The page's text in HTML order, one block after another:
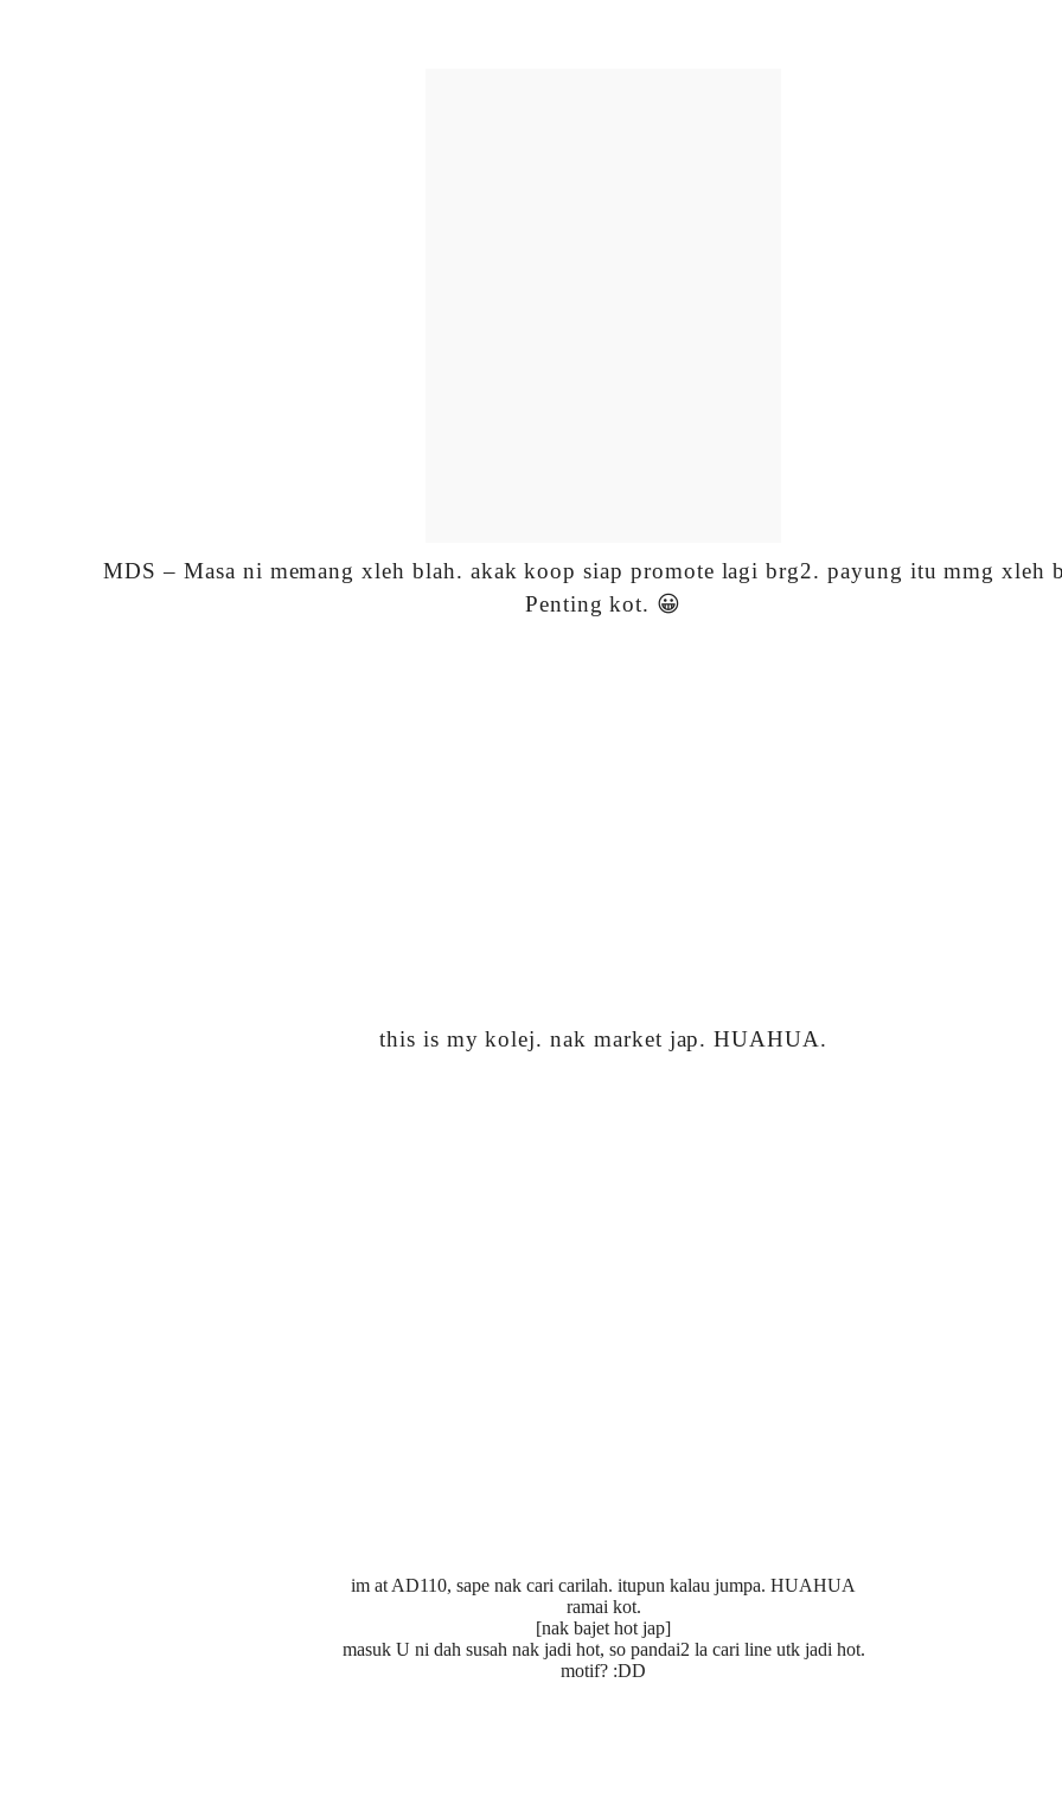
MDS – Masa ni memang xleh blah. akak koop siap promote lagi brg2. payung itu mmg xleh
Penting kot. 😀
this is my kolej. nak market jap. HUAHUA.
im at AD110, sape nak cari carilah. itupun kalau jumpa. HUAHUA
ramai kot.
[nak bajet hot jap]
masuk U ni dah susah nak jadi hot, so pandai2 la cari line utk jadi hot.
motif? :DD